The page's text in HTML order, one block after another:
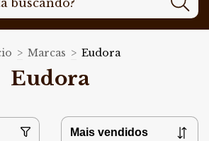
> Marcas > Eudora
Eudora